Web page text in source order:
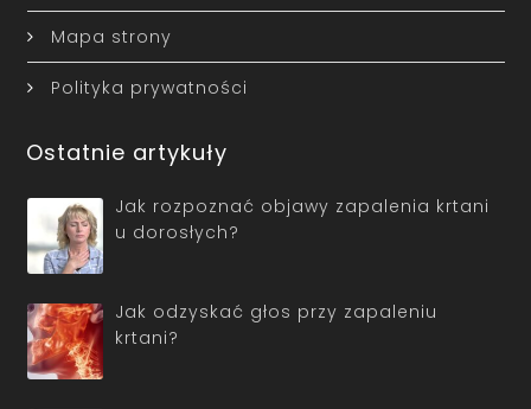
Mapa strony
Polityka prywatności
Ostatnie artykuły
Jak rozpoznać objawy zapalenia krtani
u dorosłych?
Jak odzyskać głos przy zapaleniu
krtani?